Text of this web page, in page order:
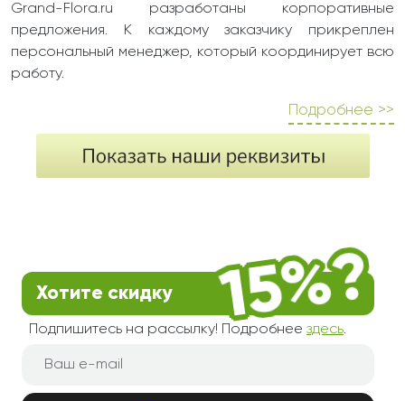
Grand-Flora.ru разработаны корпоративные
предложения. К каждому заказчику прикреплен
персональный менеджер, который координирует всю
работу.
Подробнее >>
Хотите скидку
Подпишитесь на рассылку! Подробнее здесь.